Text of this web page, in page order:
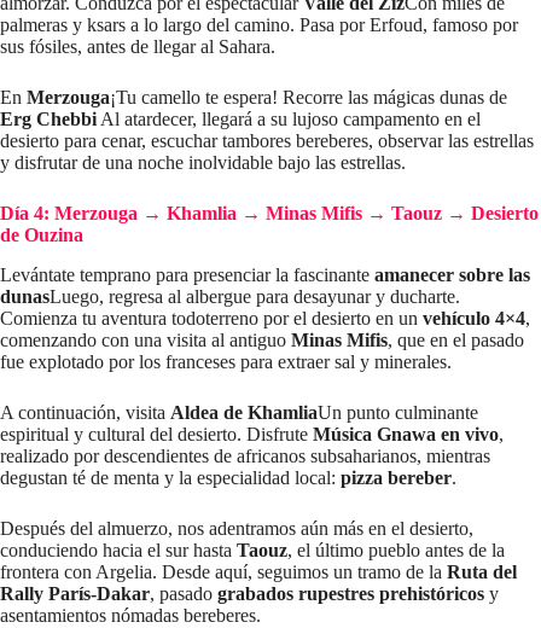
palmeras y ksars a lo largo del camino. Pasa por Erfoud, famoso por
sus fósiles, antes de llegar al Sahara.
En Merzouga¡Tu camello te espera! Recorre las mágicas dunas de
Erg Chebbi Al atardecer, llegará a su lujoso campamento en el
desierto para cenar, escuchar tambores bereberes, observar las estrellas
y disfrutar de una noche inolvidable bajo las estrellas.
Día 4: Merzouga → Khamlia → Minas Mifis → Taouz → Desierto
de Ouzina
Levántate temprano para presenciar la fascinante amanecer sobre las
dunasLuego, regresa al albergue para desayunar y ducharte.
Comienza tu aventura todoterreno por el desierto en un vehículo 4×4,
comenzando con una visita al antiguo Minas Mifis, que en el pasado
fue explotado por los franceses para extraer sal y minerales.
A continuación, visita Aldea de KhamliaUn punto culminante
espiritual y cultural del desierto. Disfrute Música Gnawa en vivo,
realizado por descendientes de africanos subsaharianos, mientras
degustan té de menta y la especialidad local: pizza bereber.
Después del almuerzo, nos adentramos aún más en el desierto,
conduciendo hacia el sur hasta Taouz, el último pueblo antes de la
frontera con Argelia. Desde aquí, seguimos un tramo de la Ruta del
Rally París-Dakar, pasado grabados rupestres prehistóricos y
asentamientos nómadas bereberes.